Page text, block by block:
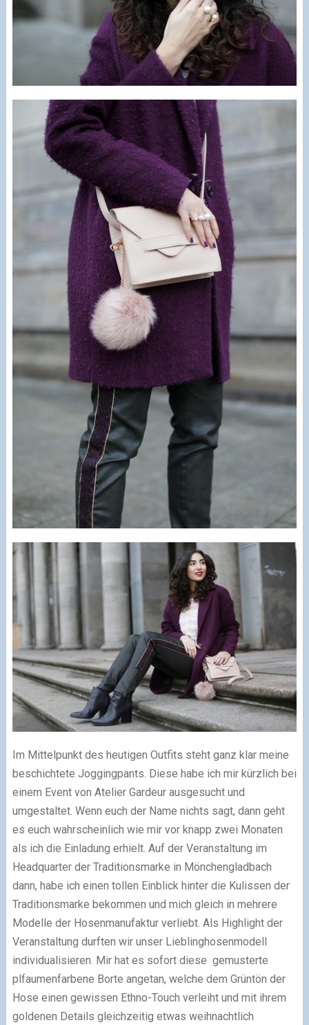
Im Mittelpunkt des heutigen Outfits steht ganz klar meine
beschichtete Joggingpants. Diese habe ich mir kürzlich bei
einem Event von Atelier Gardeur ausgesucht und
umgestaltet. Wenn euch der Name nichts sagt, dann geht
es euch wahrscheinlich wie mir vor knapp zwei Monaten
als ich die Einladung erhielt. Auf der Veranstaltung im
Headquarter der Traditionsmarke in Mönchengladbach
dann, habe ich einen tollen Einblick hinter die Kulissen der
Traditionsmarke bekommen und mich gleich in mehrere
Modelle der Hosenmanufaktur verliebt. Als Highlight der
Veranstaltung durften wir unser Lieblinghosenmodell
individualisieren. Mir hat es sofort diese gemusterte
plfaumenfarbene Borte angetan, welche dem Grüntön der
Hose einen gewissen Ethno-Touch verleiht und mit ihrem
goldenen Details gleichzeitig etwas weihnachtlich